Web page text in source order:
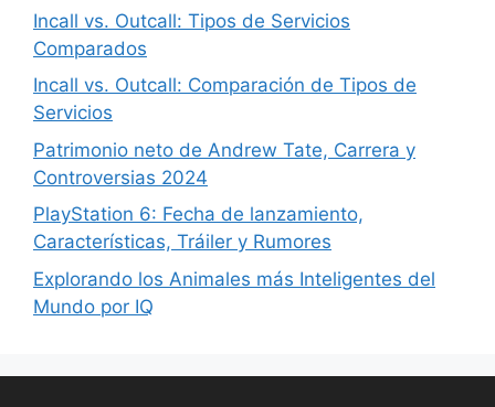
Incall vs. Outcall: Tipos de Servicios
Comparados
Incall vs. Outcall: Comparación de Tipos de
Servicios
Patrimonio neto de Andrew Tate, Carrera y
Controversias 2024
PlayStation 6: Fecha de lanzamiento,
Características, Tráiler y Rumores
Explorando los Animales más Inteligentes del
Mundo por IQ